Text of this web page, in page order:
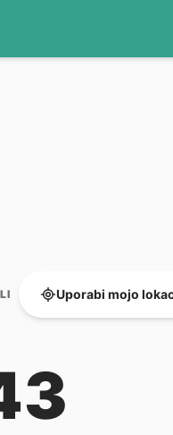
Uporabi mojo